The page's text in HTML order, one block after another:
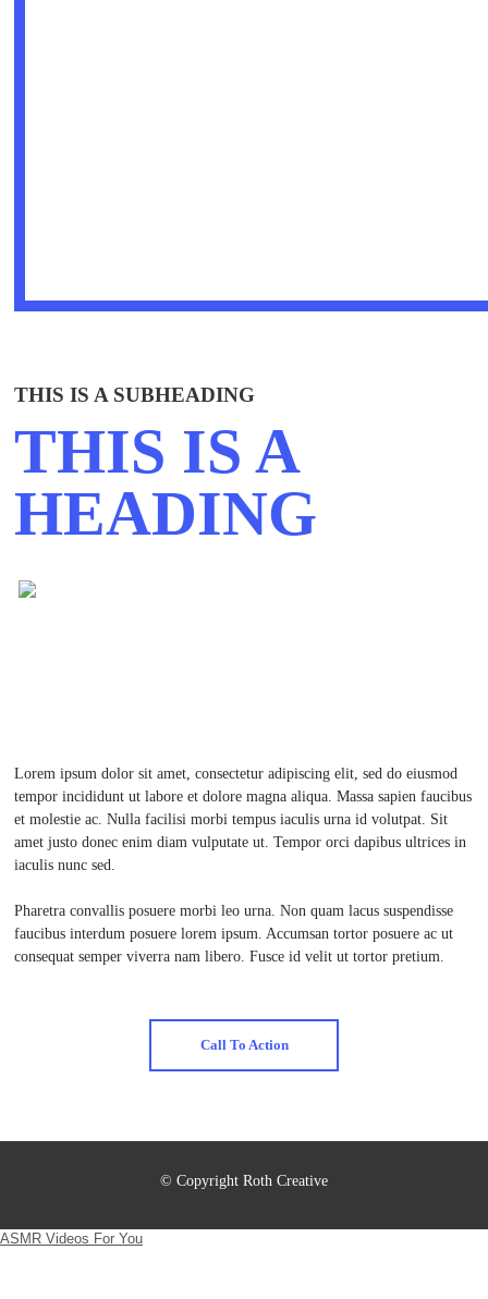
THIS IS A SUBHEADING
THIS IS A
HEADING
Lorem ipsum dolor sit amet, consectetur adipiscing elit, sed do eiusmod
tempor incididunt ut labore et dolore magna aliqua. Massa sapien faucibus
et molestie ac. Nulla facilisi morbi tempus iaculis urna id volutpat. Sit
amet justo donec enim diam vulputate ut. Tempor orci dapibus ultrices in
iaculis nunc sed.
Pharetra convallis posuere morbi leo urna. Non quam lacus suspendisse
faucibus interdum posuere lorem ipsum. Accumsan tortor posuere ac ut
consequat semper viverra nam libero. Fusce id velit ut tortor pretium.
Call To Action
© Copyright Roth Creative
ASMR Videos For You